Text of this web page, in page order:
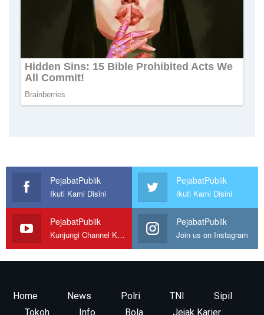
PejabatPublik
Ikuti Kami Disini
PejabatPublik
Ikuti Kami Disini
PejabatPublik
Kunjungi Channel Kami
PejabatPublik
Join us on Instagram
Home News Polri TNI
Sipil
Tokoh
Info Bola Jejak Karier